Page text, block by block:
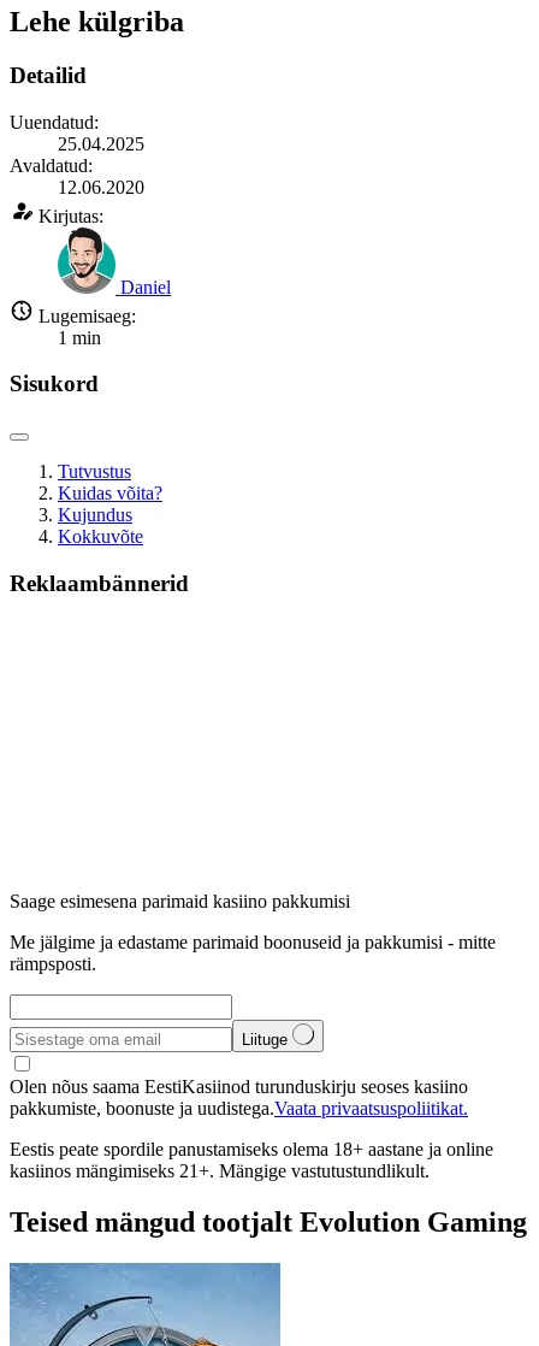
Lehe külgriba
Detailid
Uuendatud:
25.04.2025
Avaldatud:
12.06.2020
Kirjutas:
Daniel
Lugemisaeg:
1 min
Sisukord
Tutvustus
Kuidas võita?
Kujundus
Kokkuvõte
Reklaambännerid
Saage esimesena parimaid kasiino pakkumisi
Me jälgime ja edastame parimaid boonuseid ja pakkumisi - mitte
rämpsposti.
Liituge
Olen nõus saama EestiKasiinod turunduskirju seoses kasiino
pakkumiste, boonuste ja uudistega.Vaata privaatsuspoliitikat.
Eestis peate spordile panustamiseks olema 18+ aastane ja online
kasiinos mängimiseks 21+. Mängige vastutustundlikult.
Teised mängud tootjalt Evolution Gaming